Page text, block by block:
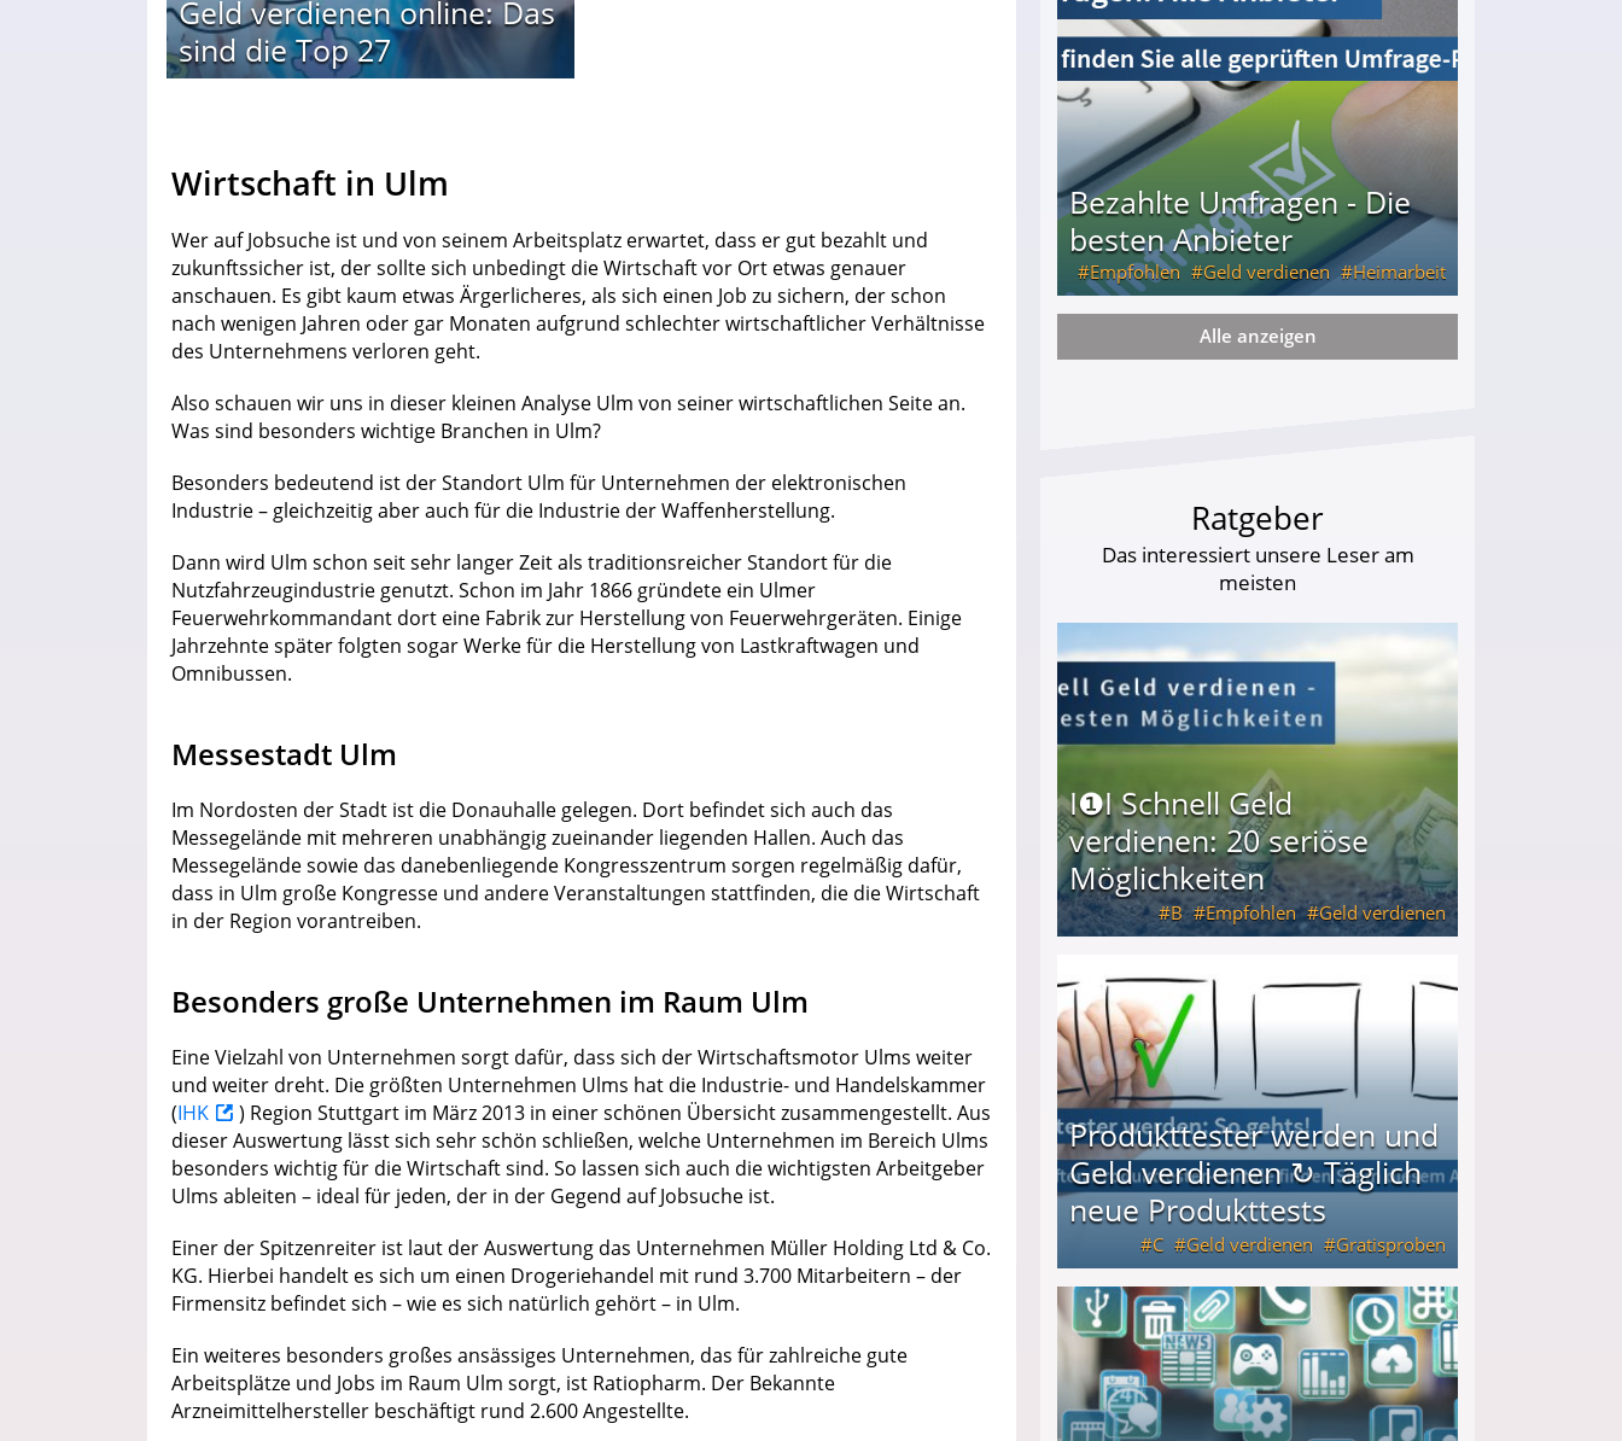
Geld verdienen online: Das
sind die Top 27
Wirtschaft in Ulm
Wer auf Jobsuche ist und von seinem Arbeitsplatz erwartet, dass er gut bezahlt und
zukunftssicher ist, der sollte sich unbedingt die Wirtschaft vor Ort etwas genauer
anschauen. Es gibt kaum etwas Ärgerlicheres, als sich einen Job zu sichern, der schon
nach wenigen Jahren oder gar Monaten aufgrund schlechter wirtschaftlicher Verhältnisse
des Unternehmens verloren geht.
Also schauen wir uns in dieser kleinen Analyse Ulm von seiner wirtschaftlichen Seite an.
Was sind besonders wichtige Branchen in Ulm?
Besonders bedeutend ist der Standort Ulm für Unternehmen der elektronischen
Industrie – gleichzeitig aber auch für die Industrie der Waffenherstellung.
Dann wird Ulm schon seit sehr langer Zeit als traditionsreicher Standort für die
Nutzfahrzeugindustrie genutzt. Schon im Jahr 1866 gründete ein Ulmer
Feuerwehrkommandant dort eine Fabrik zur Herstellung von Feuerwehrgeräten. Einige
Jahrzehnte später folgten sogar Werke für die Herstellung von Lastkraftwagen und
Omnibussen.
Messestadt Ulm
Im Nordosten der Stadt ist die Donauhalle gelegen. Dort befindet sich auch das
Messegelände mit mehreren unabhängig zueinander liegenden Hallen. Auch das
Messegelände sowie das danebenliegende Kongresszentrum sorgen regelmäßig dafür,
dass in Ulm große Kongresse und andere Veranstaltungen stattfinden, die die Wirtschaft
in der Region vorantreiben.
Besonders große Unternehmen im Raum Ulm
Eine Vielzahl von Unternehmen sorgt dafür, dass sich der Wirtschaftsmotor Ulms weiter
und weiter dreht. Die größten Unternehmen Ulms hat die Industrie- und Handelskammer
(IHK
) Region Stuttgart im März 2013 in einer schönen Übersicht zusammengestellt. Aus
dieser Auswertung lässt sich sehr schön schließen, welche Unternehmen im Bereich Ulms
besonders wichtig für die Wirtschaft sind. So lassen sich auch die wichtigsten Arbeitgeber
Ulms ableiten – ideal für jeden, der in der Gegend auf Jobsuche ist.
Einer der Spitzenreiter ist laut der Auswertung das Unternehmen Müller Holding Ltd & Co.
KG. Hierbei handelt es sich um einen Drogeriehandel mit rund 3.700 Mitarbeitern – der
Firmensitz befindet sich – wie es sich natürlich gehört – in Ulm.
Ein weiteres besonders großes ansässiges Unternehmen, das für zahlreiche gute
Arbeitsplätze und Jobs im Raum Ulm sorgt, ist Ratiopharm. Der Bekannte
Arzneimittelhersteller beschäftigt rund 2.600 Angestellte.
Bezahlte Umfragen - Die
besten Anbieter
Empfohlen Geld verdienen Heimarbeit
Alle anzeigen
Ratgeber
Das interessiert unsere Leser am
meisten
I❶I Schnell Geld
verdienen: 20 seriöse
Möglichkeiten
B Empfohlen Geld verdienen
Produkttester werden und
Geld verdienen ↻ Täglich
neue Produkttests
C Geld verdienen Gratisproben
Produkttester werden und Geld verdienen ↻ Täglich neue Produkttests